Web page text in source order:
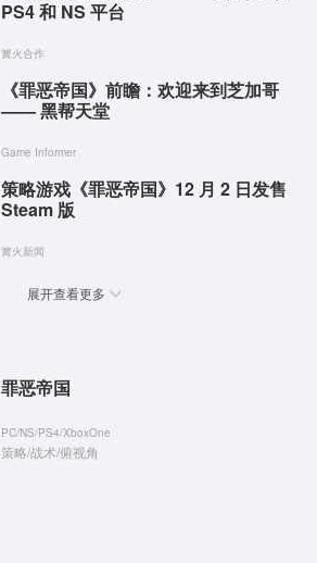
PS4 和 NS 平台
篝火合作
《罪恶帝国》前瞻：欢迎来到芝加哥
—— 黑帮天堂
Game Informer
策略游戏《罪恶帝国》12 月 2 日发售
Steam 版
篝火新闻
展开查看更多
罪恶帝国
PC/NS/PS4/XboxOne
策略/战术/俯视角